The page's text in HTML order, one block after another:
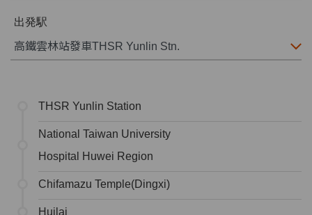
出発駅
THSR Yunlin Station
National Taiwan University
Hospital Huwei Region
Chifamazu Temple(Dingxi)
Huilai